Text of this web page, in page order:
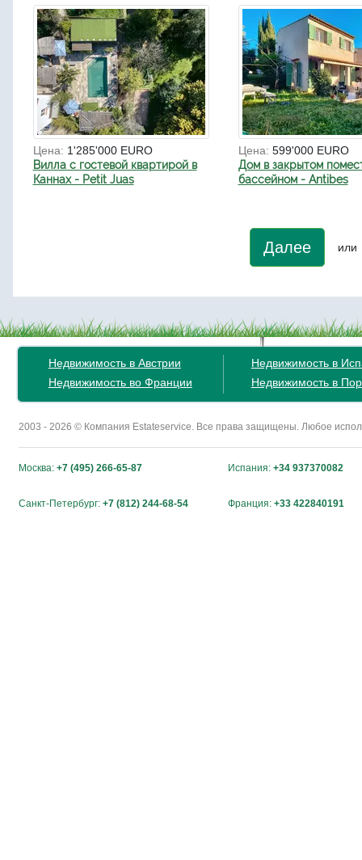
Цена: 1'285'000 EURO
Вилла с гостевой квартирой в
Каннах - Petit Juas
Цена: 599'000 EURO
Дом в закрытом
бассейном - Antibes
Далее или
Недвижимость в Австрии
Недвижимость во Франции
Недвижимость в
Недвижимость в
2003 - 2026 © Компания Estateservice. Все права защищены. Любое
Москва: +7 (495) 266-65-87 Испания: +34 937370082
Санкт-Петербург: +7 (812) 244-68-54 Франция: +33 422840191